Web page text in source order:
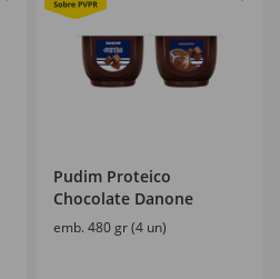
Pudim Proteico
Chocolate Danone
emb. 480 gr (4 un)